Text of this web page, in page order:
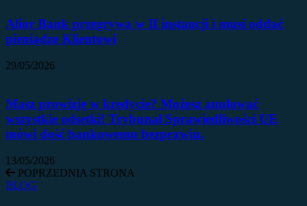
Alior Bank przegrywa w II instancji i musi oddać
pieniądze Klientowi
29/05/2026
Masz prowizję w kredycie? Możesz anulować
wszystkie odsetki! Trybunał Sprawiedliwości UE
mówi dość bankowemu bezprawiu.
13/05/2026
POPRZEDNIA STRONA
BLOG